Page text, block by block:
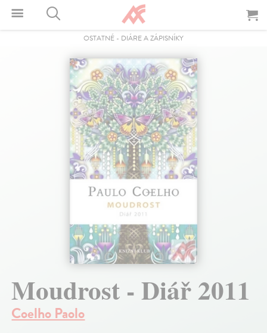
OSTATNÉ - DIÁRE A ZÁPISNÍKY
Moudrost - Diář 2011
Coelho Paolo